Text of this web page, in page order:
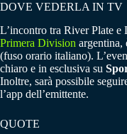
DOVE VEDERLA IN TV
L’incontro tra River Plate e
Primera Division argentina,
(fuso orario italiano).
chiaro e in esclusiva su
Inoltre, sarà possibile
l’app dell’emittente.
QUOTE